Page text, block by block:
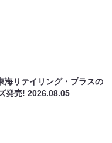
海リテイリング・プラスの
発売!2026.08.05